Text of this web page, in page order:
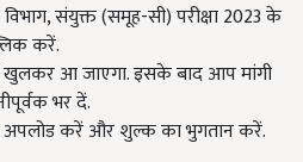
संयुक्त (समूह-सी) परीक्षा 2023 के
करें.
आ जाएगा. इसके बाद आप मांगी
भर दें.
करें और शुल्क का भुगतान करें.